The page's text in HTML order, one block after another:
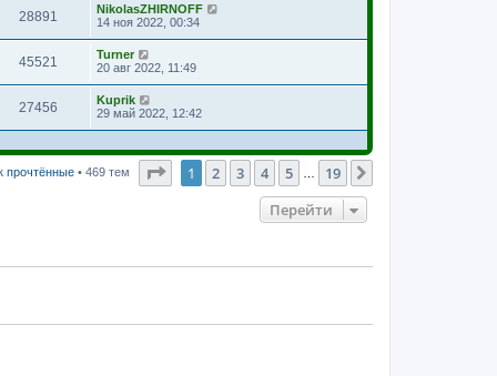
28891
NikolasZHIRNOFF
14 ноя 2022, 00:34
45521
Turner
20 авг 2022, 11:49
27456
Kuprik
29 май 2022, 12:42
прочтённые • 469 тем Страница1 из 19
1 2 3 4 5 19
Перейти